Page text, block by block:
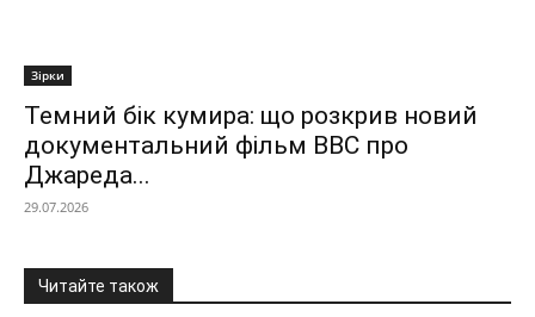
Зірки
Темний бік кумира: що розкрив новий
документальний фільм ВВС про
Джареда...
29.07.2026
Читайте також